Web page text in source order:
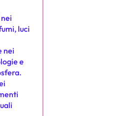
luci
nei
e